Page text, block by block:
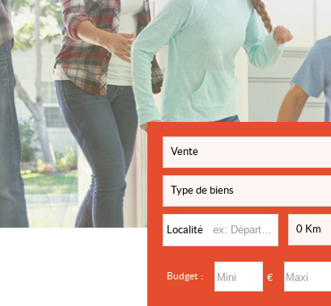
Vente
Type de biens
Localité 0 Km
Budget : €